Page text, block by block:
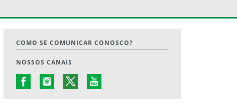
COMO SE COMUNICAR CONOSCO?
NOSSOS CANAIS